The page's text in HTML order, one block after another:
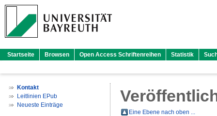
Startseite Browsen Open Access Schriftenreihen Statistik
Kontakt
Leitlinien EPub
Neueste Einträge
Eine Ebene nach oben ...